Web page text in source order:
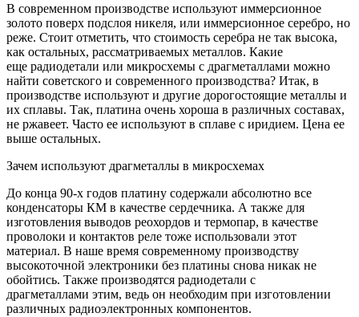
В современном производстве используют иммерсионное
золото поверх подслоя никеля, или иммерсионное серебро, но
реже. Стоит отметить, что стоимость серебра не так высока,
как остальных, рассматриваемых металлов. Какие
еще радиодетали или микросхемы с драгметаллами можно
найти советского и современного производства? Итак, в
производстве используют и другие дорогостоящие металлы и
их сплавы. Так, платина очень хороша в различных составах,
не ржавеет. Часто ее используют в сплаве с иридием. Цена ее
выше остальных.
Зачем используют драгметаллы в микросхемах
До конца 90-х годов платину содержали абсолютно все
конденсаторы КМ в качестве сердечника. А также для
изготовления выводов реохордов и термопар, в качестве
проволоки и контактов реле тоже использовали этот
материал. В наше время современному производству
высокоточной электроники без платины снова никак не
обойтись. Также производятся радиодетали с
драгметаллами этим, ведь он необходим при изготовлении
различных радиоэлектронных компонентов.